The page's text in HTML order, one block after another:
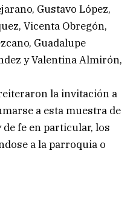
Gustavo López,
Vicenta Obregón,
Guadalupe
y Valentina Almirón,
la invitación a
a esta muestra de
fe en particular, los
a la parroquia o